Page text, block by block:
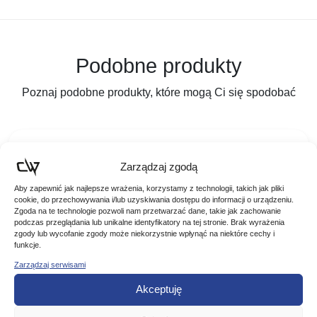
Zarządzaj zgodą
Aby zapewnić jak najlepsze wrażenia, korzystamy z technologii, takich jak pliki
cookie, do przechowywania i/lub uzyskiwania dostępu do informacji o urządzeniu.
Zgoda na te technologie pozwoli nam przetwarzać dane, takie jak zachowanie
podczas przeglądania lub unikalne identyfikatory na tej stronie. Brak wyrażenia
zgody lub wycofanie zgody może niekorzystnie wpłynąć na niektóre cechy i
funkcje.
Zarządzaj serwisami
Akceptuję
Podobne produkty
Poznaj podobne produkty, które mogą Ci się spodobać
Jaxon Błystka Blaszka Obrotowa Holo